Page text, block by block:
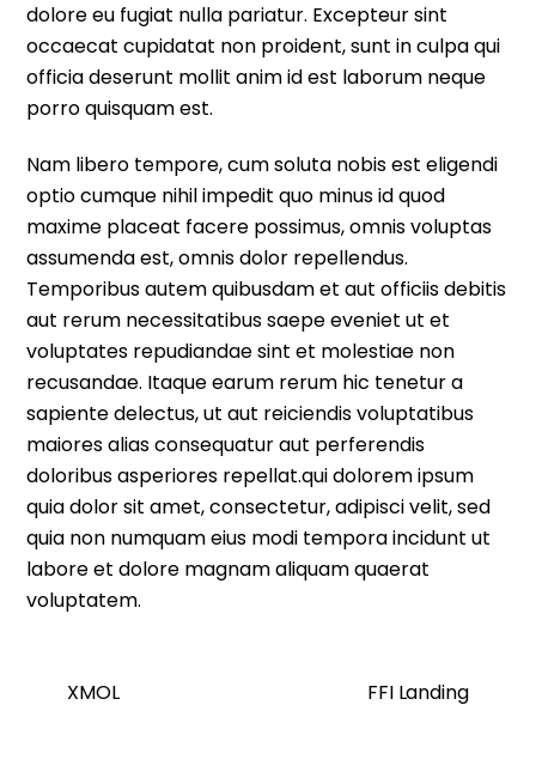
dolore eu fugiat nulla pariatur. Excepteur sint
occaecat cupidatat non proident, sunt in culpa qui
officia deserunt mollit anim id est laborum neque
porro quisquam est.
Nam libero tempore, cum soluta nobis est eligendi
optio cumque nihil impedit quo minus id quod
maxime placeat facere possimus, omnis voluptas
assumenda est, omnis dolor repellendus.
Temporibus autem quibusdam et aut officiis debitis
aut rerum necessitatibus saepe eveniet ut et
voluptates repudiandae sint et molestiae non
recusandae. Itaque earum rerum hic tenetur a
sapiente delectus, ut aut reiciendis voluptatibus
maiores alias consequatur aut perferendis
doloribus asperiores repellat.qui dolorem ipsum
quia dolor sit amet, consectetur, adipisci velit, sed
quia non numquam eius modi tempora incidunt ut
labore et dolore magnam aliquam quaerat
voluptatem.
XMOL FFI Landing